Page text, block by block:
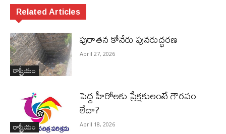
Related Articles
రాష్ట్రీయం
పురాత‌న కోనేరు పున‌రుద్ధ‌ర‌ణ
April 27, 2026
రాష్ట్రీయం
పెద్ద హీరోల‌కు ప్రేక్ష‌కులంటే గౌర‌వం
లేదా?
April 18, 2026